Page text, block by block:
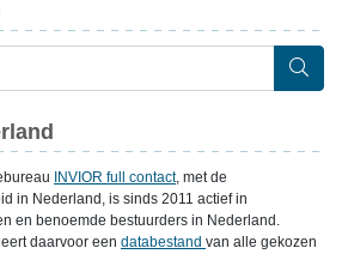
INVIOR full contact, met de
in Nederland, is sinds 2011 actief in
en benoemde bestuurders in Nederland.
daarvoor een databestand van alle gekozen